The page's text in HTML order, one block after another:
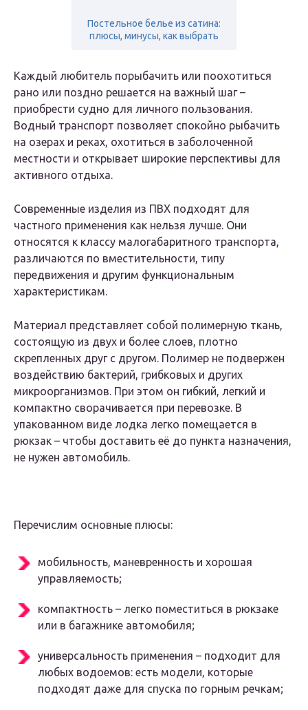
Постельное белье из сатина:
плюсы, минусы, как выбрать
Каждый любитель порыбачить или поохотиться
рано или поздно решается на важный шаг –
приобрести судно для личного пользования.
Водный транспорт позволяет спокойно рыбачить
на озерах и реках, охотиться в заболоченной
местности и открывает широкие перспективы для
активного отдыха.
Современные изделия из ПВХ подходят для
частного применения как нельзя лучше. Они
относятся к классу малогабаритного транспорта,
различаются по вместительности, типу
передвижения и другим функциональным
характеристикам.
Материал представляет собой полимерную ткань,
состоящую из двух и более слоев, плотно
скрепленных друг с другом. Полимер не подвержен
воздействию бактерий, грибковых и других
микроорганизмов. При этом он гибкий, легкий и
компактно сворачивается при перевозке. В
упакованном виде лодка легко помещается в
рюкзак – чтобы доставить её до пункта назначения,
не нужен автомобиль.
Перечислим основные плюсы:
мобильность, маневренность и хорошая
управляемость;
компактность – легко поместиться в рюкзаке
или в багажнике автомобиля;
универсальность применения – подходит для
любых водоемов: есть модели, которые
подходят даже для спуска по горным речкам;